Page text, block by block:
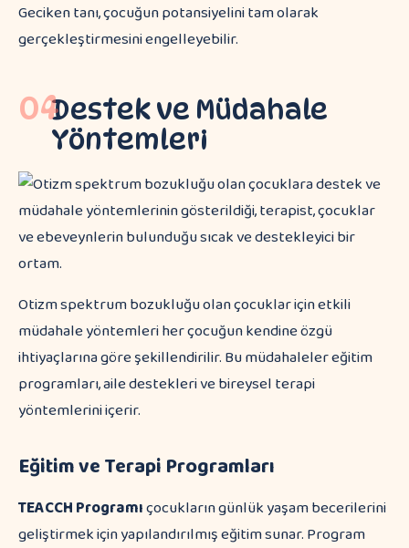
Geciken tanı, çocuğun potansiyelini tam olarak
gerçekleştirmesini engelleyebilir.
04Destek ve Müdahale
Yöntemleri
Otizm spektrum bozukluğu olan çocuklar için etkili
müdahale yöntemleri her çocuğun kendine özgü
ihtiyaçlarına göre şekillendirilir. Bu müdahaleler eğitim
programları, aile destekleri ve bireysel terapi
yöntemlerini içerir.
Eğitim ve Terapi Programları
TEACCH Programıçocukların günlük yaşam becerilerini
geliştirmek için yapılandırılmış eğitim sunar. Program